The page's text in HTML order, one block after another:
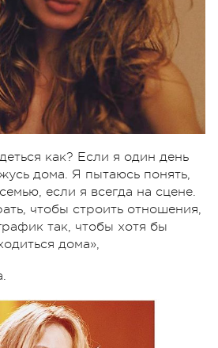
как? Если я один день
дома. Я пытаюсь понять,
если я всегда на сцене.
чтобы строить отношения,
так, чтобы хотя бы
дома»,